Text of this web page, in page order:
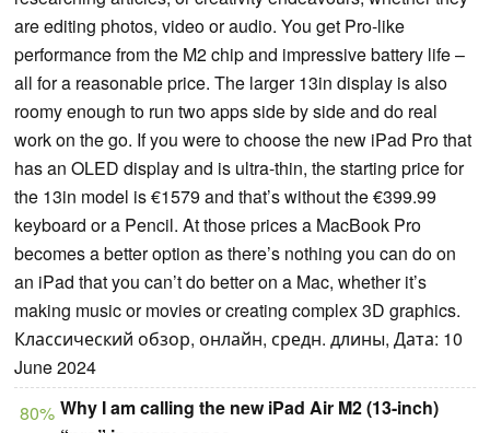
are editing photos, video or audio. You get Pro-like
performance from the M2 chip and impressive battery life –
all for a reasonable price. The larger 13in display is also
roomy enough to run two apps side by side and do real
work on the go. If you were to choose the new iPad Pro that
has an OLED display and is ultra-thin, the starting price for
the 13in model is €1579 and that’s without the €399.99
keyboard or a Pencil. At those prices a MacBook Pro
becomes a better option as there’s nothing you can do on
an iPad that you can’t do better on a Mac, whether it’s
making music or movies or creating complex 3D graphics.
Классический обзор, онлайн, средн. длины, Дата: 10
June 2024
80% Why I am calling the new iPad Air M2 (13-inch)